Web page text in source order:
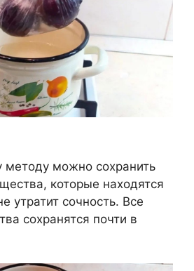
методу можно сохранить
которые находятся
утратит сочность. Все
сохранятся почти в